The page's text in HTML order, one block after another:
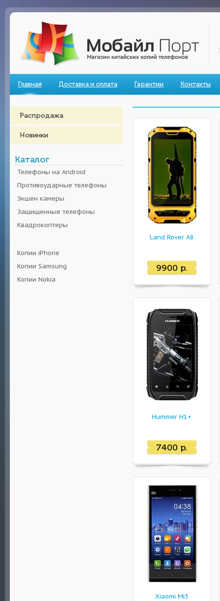
Главная Доставка и оплата Гарантии Контакты
Распродажа
Новинки
Каталог
Телефоны на Android
Противоударные телефоны
Экшен камеры
Защищенные телефоны
Квадрокоптеры
Копии iPhone
Копии Samsung
Копии Nokia
Land Rover A8
9900 р.
Hummer H1+
7400 р.
Xiaomi Mi3